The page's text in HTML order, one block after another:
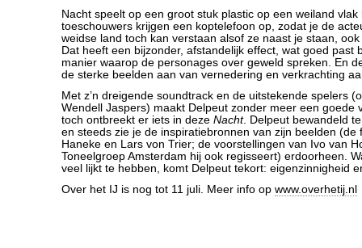
Nacht speelt op een groot stuk plastic op een weiland vlak
toeschouwers krijgen een koptelefoon op, zodat je de
weidse land toch kan verstaan alsof ze naast je staan,
Dat heeft een bijzonder, afstandelijk effect, wat goed past
manier waarop de personages over geweld spreken. En
de sterke beelden aan van vernedering en verkrachting
Met z’n dreigende soundtrack en de uitstekende spelers
Wendell Jaspers) maakt Delpeut zonder meer een goede
toch ontbreekt er iets in deze Nacht. Delpeut bewandeld
en steeds zie je de inspiratiebronnen van zijn beelden (de
Haneke en Lars von Trier; de voorstellingen van Ivo van
Toneelgroep Amsterdam hij ook regisseert) erdoorheen.
veel lijkt te hebben, komt Delpeut tekort: eigenzinnigheid
Over het IJ is nog tot 11 juli. Meer info op www.overhetij.nl